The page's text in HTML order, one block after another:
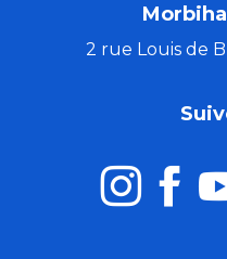
2 rue Louis de